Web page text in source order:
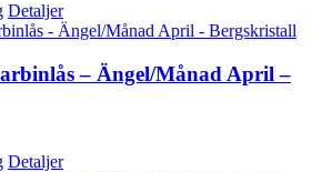
Detaljer
– Ängel/Månad April –
Detaljer